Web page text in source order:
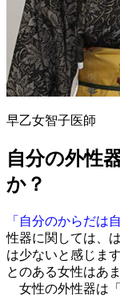
早乙女智子医師
自分の外性
か？
「自分のからだは
性器に関しては、
は少ないと感じま
とのある女性はあ
女性の外性器は「